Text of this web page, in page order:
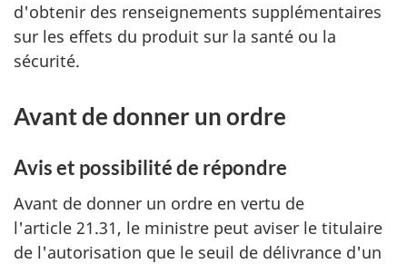
d'obtenir des renseignements supplémentaires
sur les effets du produit sur la santé ou la
sécurité.
Avant de donner un ordre
Avis et possibilité de répondre
Avant de donner un ordre en vertu de
l'article 21.31, le ministre peut aviser le titulaire
de l'autorisation que le seuil de délivrance d'un